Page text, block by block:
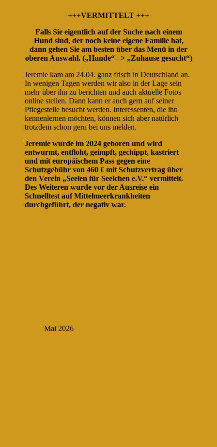
+++VERMITTELT +++
Falls Sie eigentlich auf der Suche nach einem
Hund sind, der noch keine eigene Familie hat,
dann gehen Sie am besten über das Menü in der
oberen Auswahl. („Hunde“ –> „Zuhause gesucht“)
Jeremie kam am 24.04. ganz frisch in Deutschland an.
In wenigen Tagen werden wir also in der Lage sein
mehr über ihn zu berichten und auch aktuelle Fotos
online stellen. Dann kann er auch gern auf seiner
Pflegestelle besucht werden. Interessenten, die ihn
kennenlernen möchten, können sich aber natürlich
trotzdem schon gern bei uns melden.
Jeremie wurde im 2024 geboren und wird
entwurmt, entfloht, geimpft, gechippt, kastriert
und mit europäischem Pass gegen eine
Schutzgebühr von 460 € mit Schutzvertrag über
den Verein „Seelen für Seelchen e.V.“ vermittelt.
Des Weiteren wurde vor der Ausreise ein
Schnelltest auf Mittelmeerkrankheiten
durchgeführt, der negativ war.
Mai 2026